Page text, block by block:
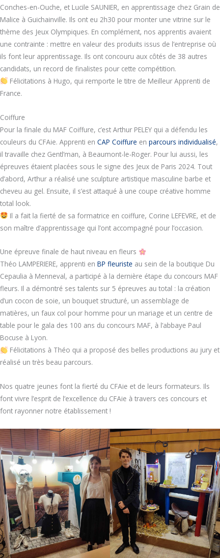
Conches-en-Ouche, et Lucile SAUNIER, en apprentissage chez Grain de
Malice à Guichainville. Ils ont eu 2h30 pour monter une vitrine sur le
thème des Jeux Olympiques. En complément, nos apprentis avaient
une contrainte : mettre en valeur des produits issus de l’entreprise où
ils font leur apprentissage. Ils ont concouru aux côtés de 38 autres
candidats, un record de finalistes pour cette compétition.
Félicitations à Hugo, qui remporte le titre de Meilleur Apprenti de
France.
Coiffure
Pour la finale du MAF Coiffure, c’est Arthur PELEY qui a défendu les
couleurs du CFAie. Apprenti en CAP Coiffure en parcours individualisé,
il travaille chez Gentl’man, à Beaumont-le-Roger. Pour lui aussi, les
épreuves étaient placées sous le signe des Jeux de Paris 2024. Tout
d’abord, Arthur a réalisé une sculpture artistique masculine barbe et
cheveu au gel. Ensuite, il s’est attaqué à une coupe créative homme
total look.
Il a fait la fierté de sa formatrice en coiffure, Corine LEFEVRE, et de
son maître d’apprentissage qui l’ont accompagné pour l’occasion.
Une épreuve finale de haut niveau en fleurs
Théo LAMPERIERE, apprenti en BP fleuriste au sein de la boutique Du
Cepaulia à Menneval, a participé à la dernière étape du concours MAF
fleurs. Il a démontré ses talents sur 5 épreuves au total : la création
d’un cocon de soie, un bouquet structuré, un assemblage de
matières, un faux col pour homme pour un mariage et un centre de
table pour le gala des 100 ans du concours MAF, à l’abbaye Paul
Bocuse à Lyon.
Félicitations à Théo qui a proposé des belles productions au jury et
réalisé un très beau parcours.
Nos quatre jeunes font la fierté du CFAie et de leurs formateurs. Ils
font vivre l’esprit de l’excellence du CFAie à travers ces concours et
font rayonner notre établissement !